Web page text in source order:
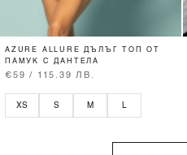
AZURE ALLURE ДЪЛЪГ ТОП ОТ
ПАМУК С ДАНТЕЛА
€59 / 115.39 ЛВ.
XS S M L